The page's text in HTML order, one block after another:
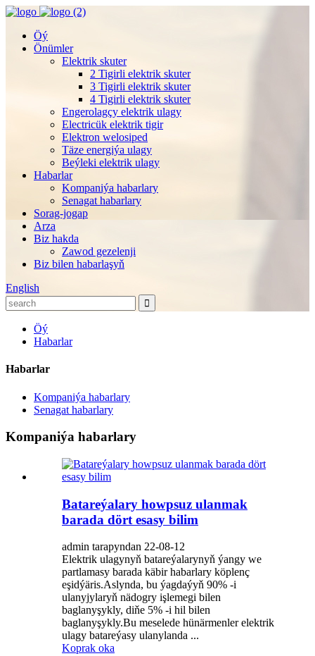
Öý
Önümler
Elektrik skuter
2 Tigirli elektrik skuter
3 Tigirli elektrik skuter
4 Tigirli elektrik skuter
Engerolagçy elektrik ulagy
Electricük elektrik tigir
Elektron welosiped
Täze energiýa ulagy
Beýleki elektrik ulagy
Habarlar
Kompaniýa habarlary
Senagat habarlary
Sorag-jogap
Arza
Biz hakda
Zawod gezelenji
Biz bilen habarlaşyň
English
Öý
Habarlar
Habarlar
Kompaniýa habarlary
Senagat habarlary
Kompaniýa habarlary
Batareýalary howpsuz ulanmak
barada dört esasy bilim
admin tarapyndan 22-08-12
Elektrik ulagynyň batareýalarynyň ýangy we
partlamasy barada käbir habarlary köplenç
eşidýäris.Aslynda, bu ýagdaýyň 90% -i
ulanyjylaryň nädogry işlemegi bilen
baglanyşykly, diňe 5% -i hil bilen
baglanyşykly.Bu meselede hünärmenler elektrik
ulagy batareýasy ulanylanda ...
Koprak oka